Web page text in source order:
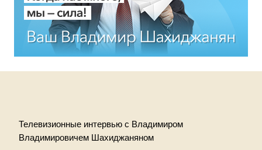
Телевизионные интервью с Владимиром
Владимировичем Шахиджаняном